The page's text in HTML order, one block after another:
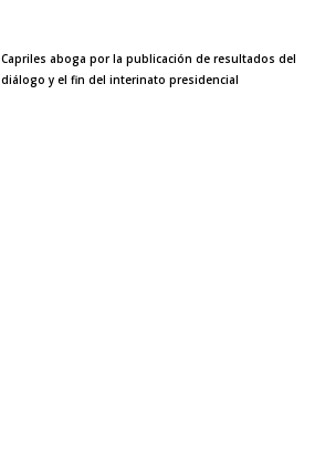
Capriles aboga por la publicación de resultados del
diálogo y el fin del interinato presidencial